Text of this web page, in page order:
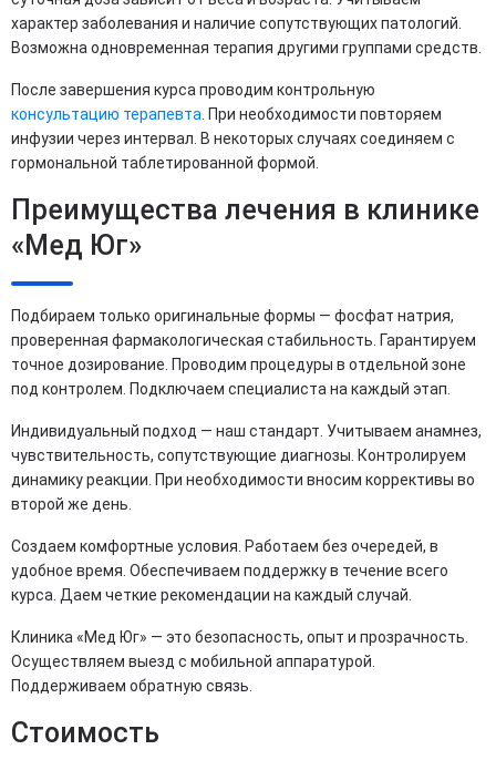
характер заболевания и наличие сопутствующих патологий.
Возможна одновременная терапия другими группами средств.
После завершения курса проводим контрольную
консультацию терапевта . При необходимости повторяем
инфузии через интервал. В некоторых случаях соединяем с
гормональной таблетированной формой.
Преимущества лечения в клинике
«Мед Юг»
Подбираем только оригинальные формы — фосфат натрия,
проверенная фармакологическая стабильность. Гарантируем
точное дозирование. Проводим процедуры в отдельной зоне
под контролем. Подключаем специалиста на каждый этап.
Индивидуальный подход — наш стандарт. Учитываем анамнез,
чувствительность, сопутствующие диагнозы. Контролируем
динамику реакции. При необходимости вносим коррективы во
второй же день.
Создаем комфортные условия. Работаем без очередей, в
удобное время. Обеспечиваем поддержку в течение всего
курса. Даем четкие рекомендации на каждый случай.
Клиника «Мед Юг» — это безопасность, опыт и прозрачность.
Осуществляем выезд с мобильной аппаратурой.
Поддерживаем обратную связь.
Стоимость